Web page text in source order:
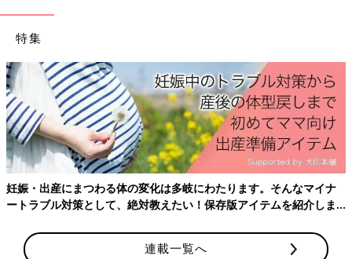
廣瀬さん「園・学校側にお子さんの状態をこまかく
伝えて」
特集
ります。そんなマイナ
版アイテムを紹介しま
産後はお世話で大忙し、出産前にそろえ
ておきたいことをわかりやすく紹介！
連載一覧へ